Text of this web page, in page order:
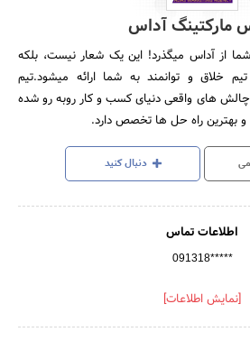
مارکتینگ آداس
از آداس میگذرد! این یک شعار نیست، بلکه
خلاق و توانمند به شما ارائه میشود.تیم
های واقعی دنیای کسب و کار روبه رو شده
و بهترین راه حل ها تخصص دارد.
دنبال کنید
اطلاعات تماس
091318*****
[نمایش اطلاعات]